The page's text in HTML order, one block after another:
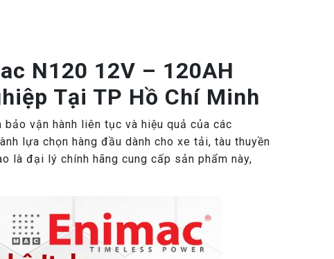
N120 12V – 120AH
Tại TP Hồ Chí Minh
vận hành liên tục và hiệu quả của các
lựa chọn hàng đầu dành cho xe tải, tàu thuyền
là đại lý chính hãng cung cấp sản phẩm này,